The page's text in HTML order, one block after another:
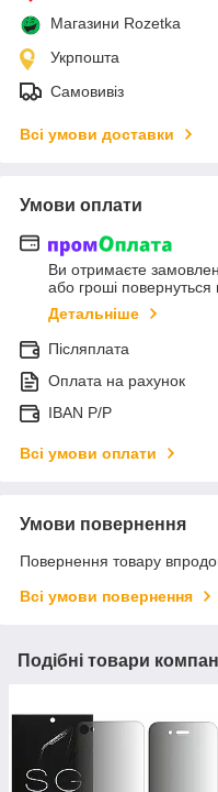
Магазини Rozetka
Укрпошта
Самовивіз
Всі умови доставки
Умови оплати
Ви отримаєте
або гроші повернуться
Детальніше
Післяплата
Оплата на рахунок
IBAN P/P
Всі умови оплати
Умови повернення
Повернення товару
Всі умови повернення
Подібні товари